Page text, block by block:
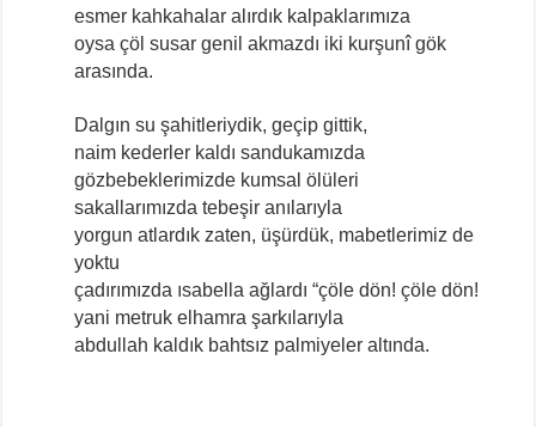
esmer kahkahalar alırdık kalpaklarımıza
oysa çöl susar genil akmazdı iki kurşunî gök
arasında.
Dalgın su şahitleriydik, geçip gittik,
naim kederler kaldı sandukamızda
gözbebeklerimizde kumsal ölüleri
sakallarımızda tebeşir anılarıyla
yorgun atlardık zaten, üşürdük, mabetlerimiz de
yoktu
çadırımızda ısabella ağlardı “çöle dön! çöle dön!
yani metruk elhamra şarkılarıyla
abdullah kaldık bahtsız palmiyeler altında.